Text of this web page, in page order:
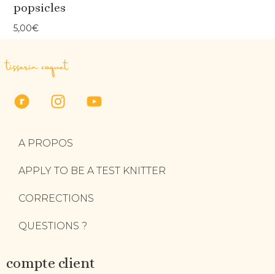
popsicles
5,00€
tisserin coquet
A PROPOS
APPLY TO BE A TEST KNITTER
CORRECTIONS
QUESTIONS ?
compte client